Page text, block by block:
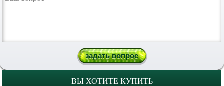
ВЫ ХОТИТЕ КУПИТЬ